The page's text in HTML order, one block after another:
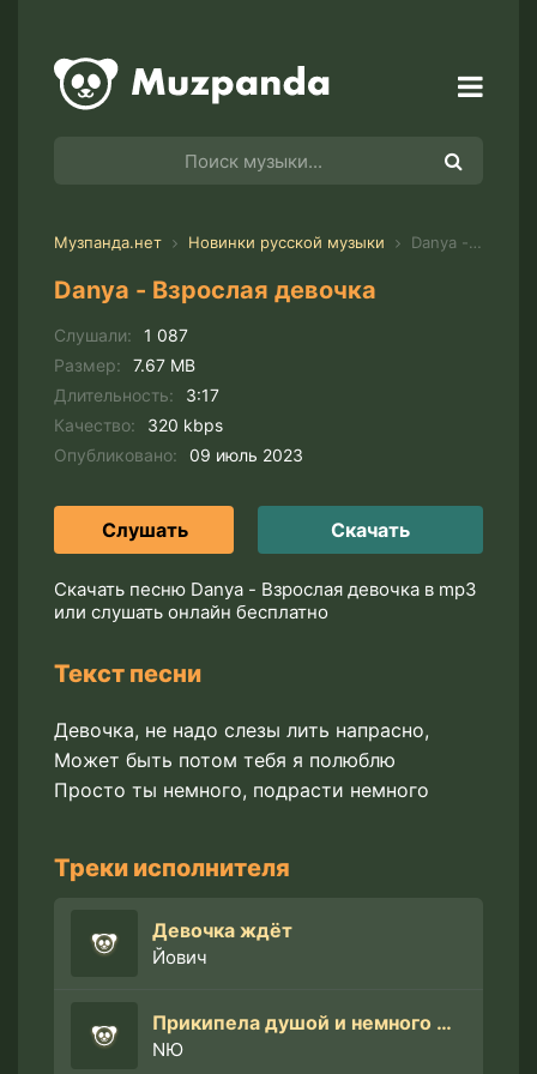
Музпанда.нет Новинки русской музыки Danya - Взрослая девочка
Danya - Взрослая девочка
Слушали:
1 087
Размер:
7.67 MB
Длительность:
3:17
Качество:
320 kbps
Опубликовано:
09 июль 2023
Слушать Скачать
Скачать песню Danya - Взрослая девочка в mp3
или слушать онлайн бесплатно
Текст песни
Девочка, не надо слезы лить напрасно,
Может быть потом тебя я полюблю
Просто ты немного, подрасти немного
Треки исполнителя
Девочка ждёт
Йович
Прикипела душой и немного жаль
NЮ